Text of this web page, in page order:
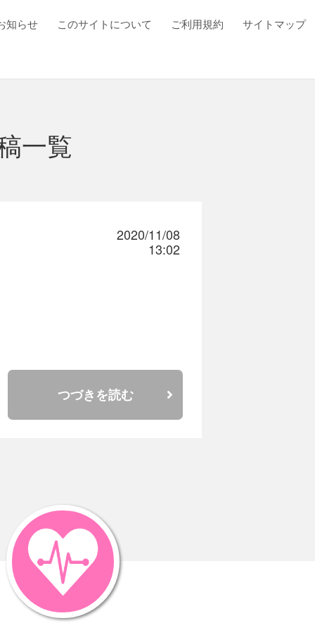
知らせ このサイトについて ご利用規約 サイトマップ
一覧
2020/11/08
13:02
つづきを読む